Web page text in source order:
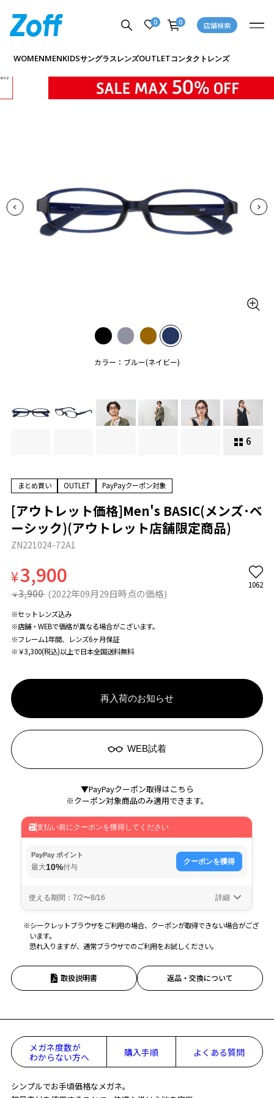
0 0 店舗検索
WOMENMENKIDSサングラスレンズOUTLETコンタクトレンズ
カラー：ブルー(ネイビー)
6
商品詳細ページへ
まとめ買い OUTLET PayPayクーポン対象
[アウトレット価格]Men's BASIC(メンズ･ベ
ーシック)(アウトレット店舗限定商品)
ZN221024-72A1
¥3,900
¥ 3,900 (2022年09月29日時点の価格)
1062
※セットレンズ込み
※店舗・WEBで価格が異なる場合がこざいます。
※フレーム1年間、レンズ6ヶ月保証
※￥3,300(税込)以上で日本全国送料無料
再入荷のお知らせ
WEB試着
▼PayPayクーポン取得はこちら
※クーポン対象商品のみ適用できます。
※シークレットブラウザをご利用の場合、クーポンが取得できない場合がござ
います。
恐れ入りますが、通常ブラウザでのご利用をお試しください。
取扱説明書 返品・交換について
メガネ度数が
わからない方へ
購入手順 よくある質問
シンプルでお手頃価格なメガネ。